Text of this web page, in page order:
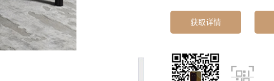
获取详情